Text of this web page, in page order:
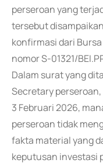
perseroan yang
tersebut
konfirmasi dari
nomor S-01321/
Dalam surat yang
Secretary
3 Februari 2026,
perseroan tidak
fakta material yang
keputusan investasi